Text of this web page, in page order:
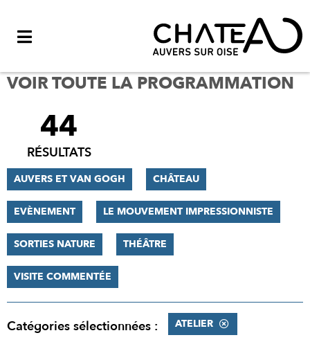
VOIR TOUTE LA PROGRAMMATION
FILTRER
RÉSULTATS
44
RÉSULTATS
AUVERS ET VAN GOGH CHÂTEAU
EVÈNEMENT LE MOUVEMENT IMPRESSIONNISTE
SORTIES NATURE THÉÂTRE
VISITE COMMENTÉE
Catégories sélectionnées : ATELIER